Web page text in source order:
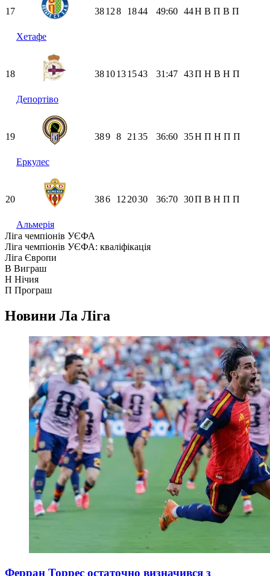
17
Хетафе
38128 1844 49:60 44Н В П В П
18
Депортіво
3810131543 31:47 43П Н В Н П
19
Еркулес
389 8 21 35 36:60 35Н П Н П П
20
Альмерія
386 12 2030 36:70 30П В Н П П
Ліга чемпіонів УЄФА
Ліга чемпіонів УЄФА: кваліфікація
Ліга Європи
В Виграш
Н Нічия
П Програш
Новини Ла Ліга
Ферран Торрес остаточно визначився з